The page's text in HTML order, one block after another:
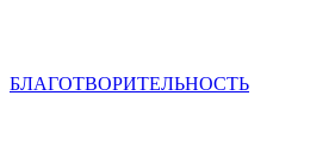
БЛАГОТВОРИТЕЛЬНОСТЬ